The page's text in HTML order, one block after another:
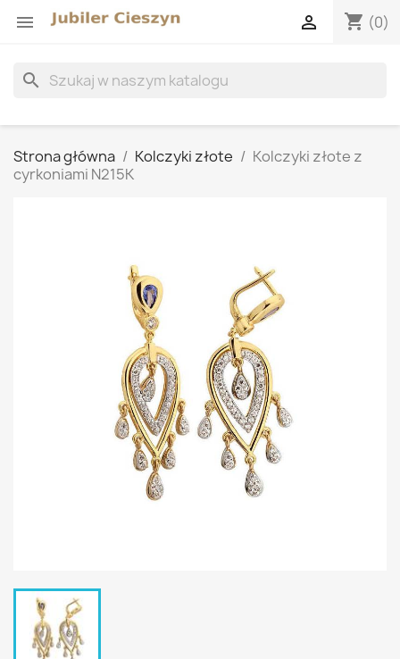
 shopping_cart (0)

search
Strona główna Kolczyki złote
Kolczyki złote z
cyrkoniami N215K